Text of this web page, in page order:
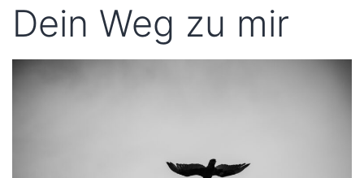
Dein Weg zu mir